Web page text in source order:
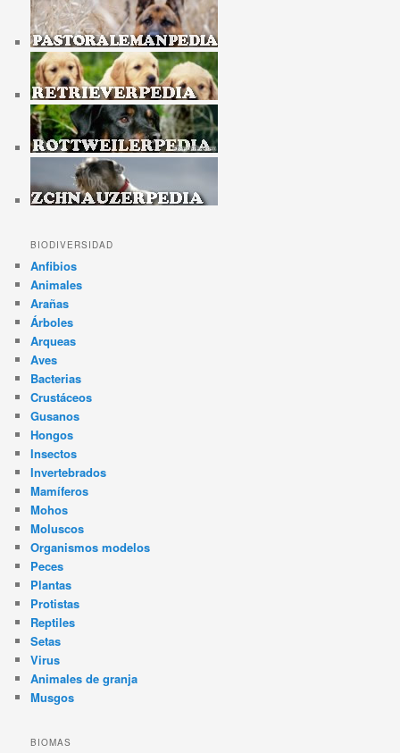
BIODIVERSIDAD
Anfibios
Animales
Arañas
Árboles
Arqueas
Aves
Bacterias
Crustáceos
Gusanos
Hongos
Insectos
Invertebrados
Mamíferos
Mohos
Moluscos
Organismos modelos
Peces
Plantas
Protistas
Reptiles
Setas
Virus
Animales de granja
Musgos
BIOMAS